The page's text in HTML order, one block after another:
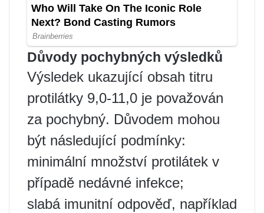
Důvody pochybných výsledků
Výsledek ukazující obsah titru
protilátky 9,0-11,0 je považován
za pochybný. Důvodem mohou
být následující podmínky:
minimální množství protilátek v
případě nedávné infekce;
slabá imunitní odpověď, například